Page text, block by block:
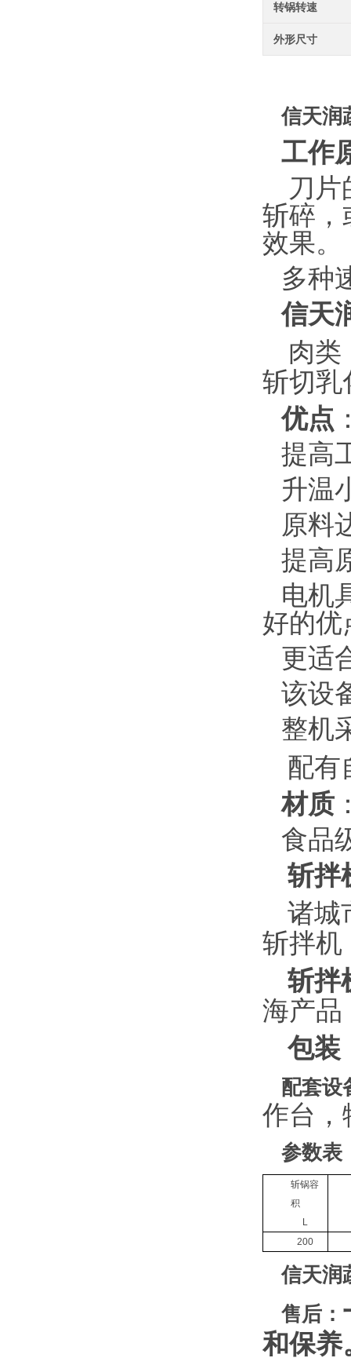
转锅转速
外形尺寸
信天润
工作
刀片
斩碎，
效果。
多种
信天
肉类
斩切乳
优点
提高
升温
原料
提高
电机
好的优
更适
该设
整机
配有
材质
食品
斩拌
诸城
斩拌机
斩拌
海产品
包装
配套设
作台，
参数表
斩锅容
积
L
200
信天润
售后：
和保养